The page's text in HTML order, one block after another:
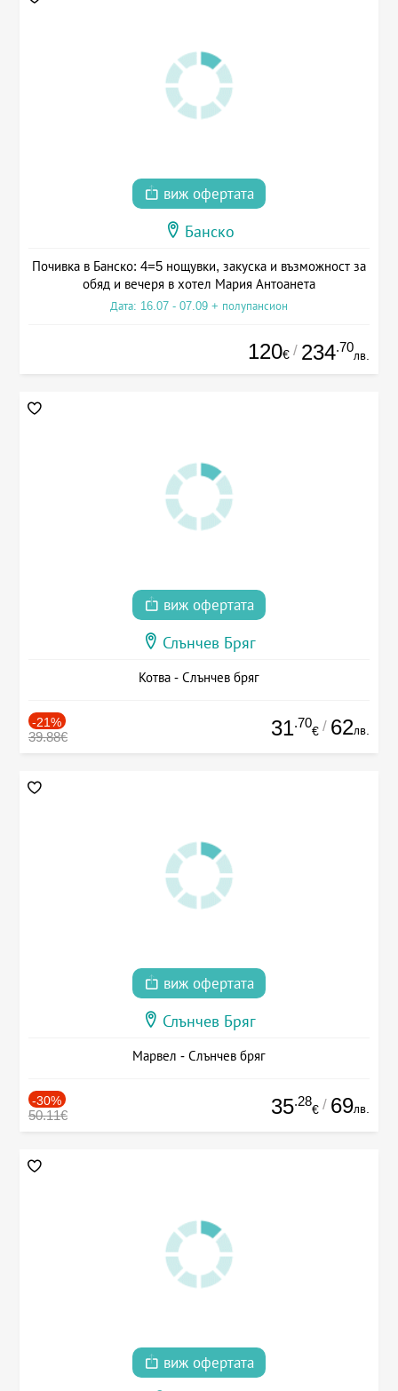
виж офертата
Банско
Почивка в Банско: 4=5 нощувки, закуска и възможност за
обяд и вечеря в хотел Мария Антоанета
Дата: 16.07 - 07.09 + полупансион
120€ / 234.70
лв.
виж офертата
Слънчев Бряг
Котва - Слънчев бряг
-21%
39.88€ 31.70
€ / 62лв.
виж офертата
Слънчев Бряг
Марвел - Слънчев бряг
-30%
50.11€ 35.28
€ / 69лв.
виж офертата